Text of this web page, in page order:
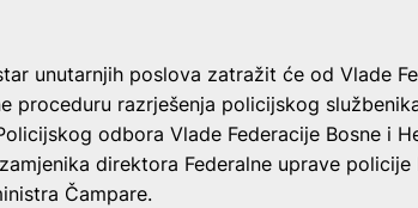
unutarnjih poslova zatražit će od Vlade
proceduru razrješenja policijskog
odbora Vlade Federacije Bosne i
direktora Federalne uprave policije
Čampare.